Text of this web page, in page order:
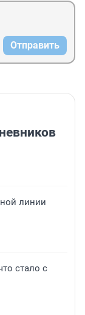
Отправить
линии
стало с